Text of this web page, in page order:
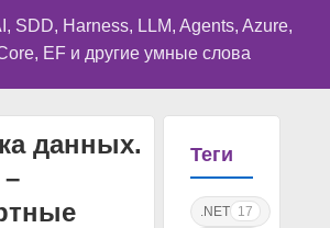
SDD, Harness, LLM, Agents, Azure,
EF и другие умные слова
данных.
Теги
.NET 17